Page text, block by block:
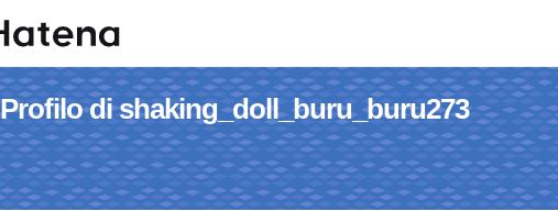
Profilo di shaking_doll_buru_buru273